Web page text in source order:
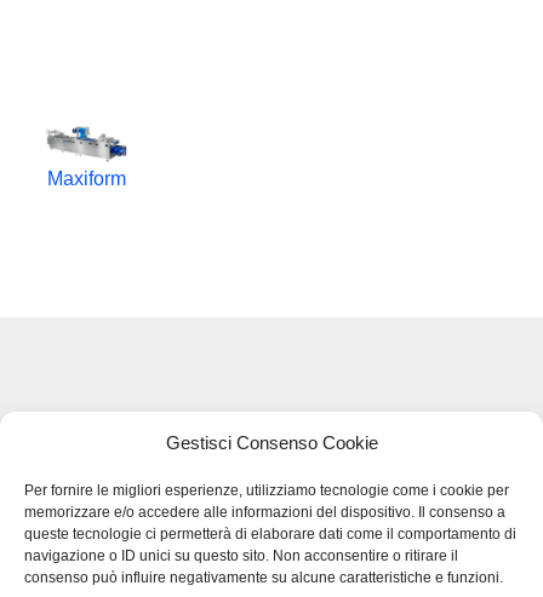
Gestisci Consenso Cookie
Per fornire le migliori esperienze, utilizziamo tecnologie come i cookie per
memorizzare e/o accedere alle informazioni del dispositivo. Il consenso a
queste tecnologie ci permetterà di elaborare dati come il comportamento di
navigazione o ID unici su questo sito. Non acconsentire o ritirare il
consenso può influire negativamente su alcune caratteristiche e funzioni.
Maxiform
Legal Terms and Privacy - GDPR
BMB SRL – VIA DEL LAVORO 48
36034 MOLINA DI MALO (VI)
TEL +39 0445.510207